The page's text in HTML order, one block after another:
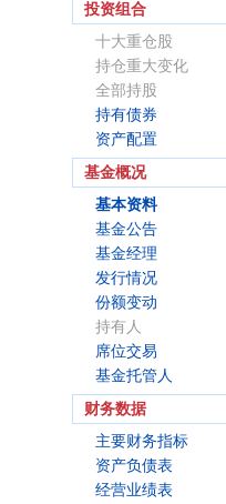
投资组合
十大重仓股
持仓重大变化
全部持股
持有债券
资产配置
基金概况
基本资料
基金公告
基金经理
发行情况
份额变动
持有人
席位交易
基金托管人
财务数据
主要财务指标
资产负债表
经营业绩表